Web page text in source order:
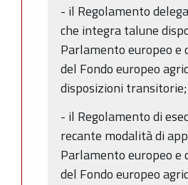
- il Regolamento
che integra talune
Parlamento europeo e
del Fondo europeo
disposizioni transitorie;
- il Regolamento di
recante modalità di
Parlamento europeo e
del Fondo europeo